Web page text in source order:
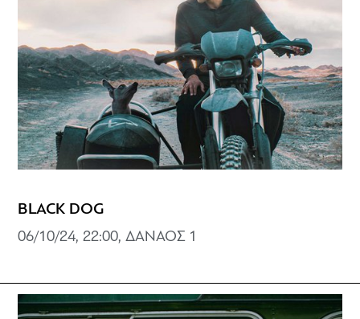
BLACK DOG
06/10/24, 22:00, ΔΑΝΑΟΣ 1